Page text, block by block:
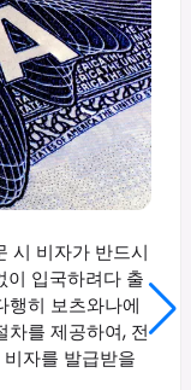
시 비자가 반드시
이 입국하려다 출
행히 보츠와나에
를 제공하여, 전
자를 발급받을